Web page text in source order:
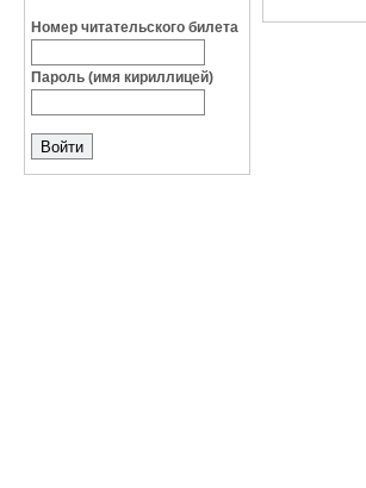
Номер читательского билета
Пароль (имя кириллицей)